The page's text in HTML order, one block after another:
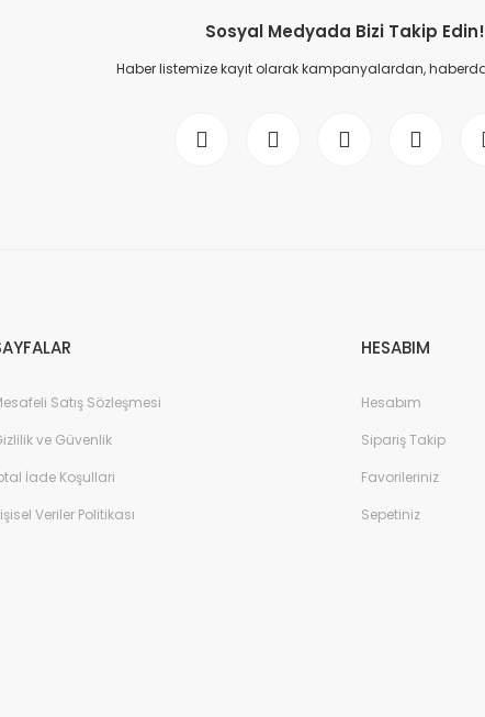
Sosyal Medyada Bizi Takip Edin!
Haber listemize kayıt olarak kampanyalardan,
Satış Sözleşmesi
ve Güvenlik
İade Koşullari
Veriler Politikası
HESABIM
Hesabım
Sipariş Takip
Favorileriniz
Sepetiniz